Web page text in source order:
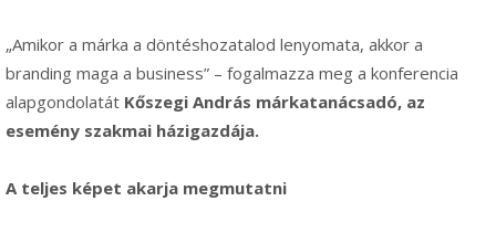
„Amikor a márka a döntéshozatalod lenyomata, akkor a
branding maga a business” – fogalmazza meg a konferencia
alapgondolatát Kőszegi András márkatanácsadó, az
esemény szakmai házigazdája.
A teljes képet akarja megmutatni